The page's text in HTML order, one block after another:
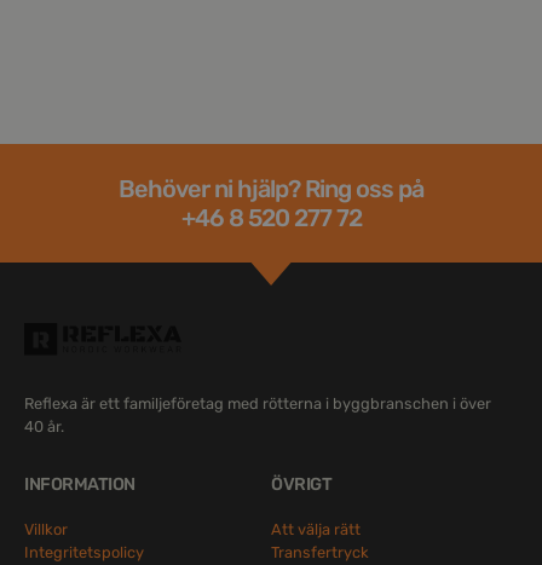
Behöver ni hjälp? Ring oss på
+46 8 520 277 72
Reflexa är ett familjeföretag med rötterna i byggbranschen i över
40 år.
INFORMATION
Villkor
Integritetspolicy
ÖVRIGT
Att välja rätt
Transfertryck